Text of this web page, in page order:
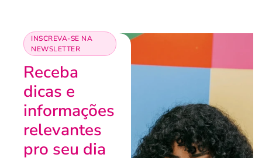
INSCREVA-SE NA
NEWSLETTER
Receba
dicas e
informações
relevantes
pro seu dia